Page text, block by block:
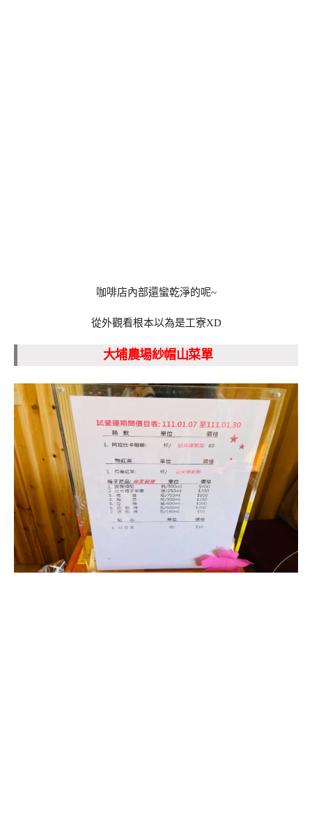
咖啡店內部還蠻乾淨的呢~
從外觀看根本以為是工寮XD
大埔農場紗帽山菜單